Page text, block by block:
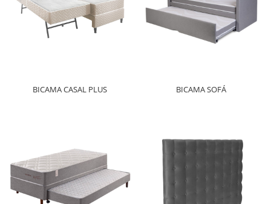
BICAMA CASAL PLUS BICAMA SOFÁ